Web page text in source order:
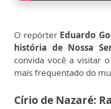
O repórter Eduardo
história de Nossa
convida você a visitar
mais frequentado do
Círio de Nazaré: